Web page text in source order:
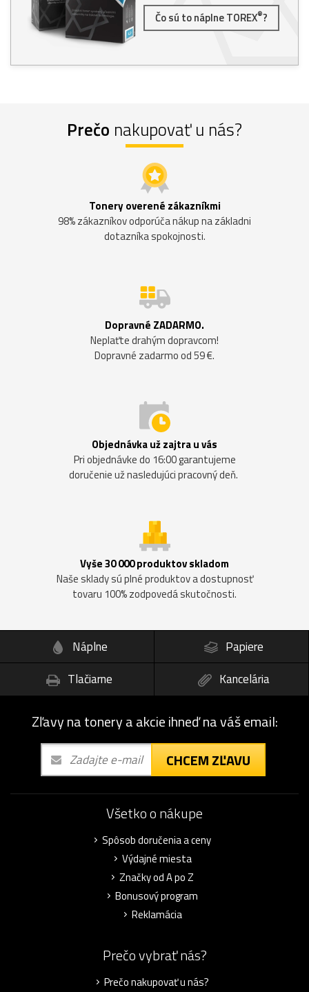
Čo sú to náplne TOREX®?
Prečo nakupovať u nás?
Tonery overené zákazníkmi
98% zákazníkov odporúča nákup na základni
dotazníka spokojnosti.
Dopravné ZADARMO.
Neplaťte drahým dopravcom!
Dopravné zadarmo od 59 €.
Objednávka už zajtra u vás
Pri objednávke do 16:00 garantujeme
doručenie už nasledujúci pracovný deň.
Vyše 30 000 produktov skladom
Naše sklady sú plné produktov a dostupnosť
tovaru 100% zodpovedá skutočnosti.
Náplne
Papiere
Tlačiarne
Kancelária
Zľavy na tonery a akcie ihneď na váš email:
CHCEM ZĽAVU
Všetko o nákupe
Spôsob doručenia a ceny
Výdajné miesta
Značky od A po Z
Bonusový program
Reklamácia
Prečo vybrať nás?
Prečo nakupovať u nás?